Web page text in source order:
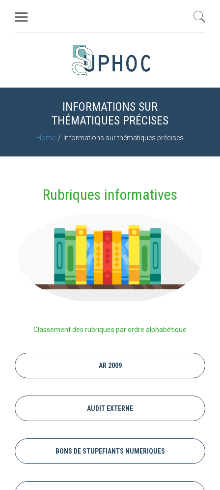
INFORMATIONS SUR
THÉMATIQUES PRÉCISES
Home Informations sur thématiques précises
Rubriques informatives
Classement des rubriques par ordre alphabétique
AR 2009
AUDIT EXTERNE
BONS DE STUPEFIANTS NUMERIQUES